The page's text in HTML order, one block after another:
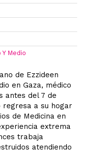
Medio
de Ezzideen
en Gaza, médico
antes del 7 de
regresa a su hogar
de Medicina en
extrema
trabaja
atendiendo